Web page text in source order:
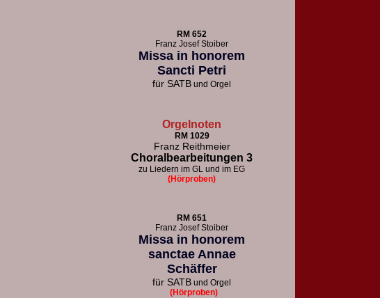
RM 652
Franz Josef Stoiber
Missa in honorem
Sancti Petri
für SATB und Orgel
Orgelnoten
RM 1029
Franz Reithmeier
Choralbearbeitungen 3
zu Liedern im GL und im EG
(Hörproben)
RM 651
Franz Josef Stoiber
Missa in honorem
sanctae Annae
Schäffer
für SATB und Orgel
(Hörproben)